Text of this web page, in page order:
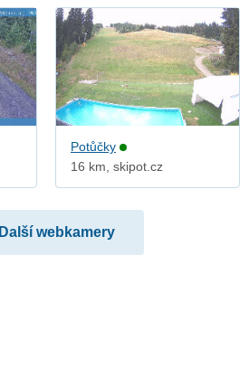
Potůčky
16 km, skipot.cz
Další webkamery